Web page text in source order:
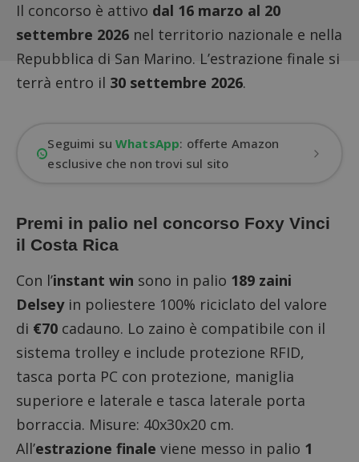
Il concorso è attivo dal 16 marzo al 20
settembre 2026 nel territorio nazionale e nella
Repubblica di San Marino. L’estrazione finale si
terrà entro il 30 settembre 2026.
Seguimi suWhatsApp: offerte Amazon
esclusive che non trovi sul sito
Premi in palio nel concorso Foxy Vinci
il Costa Rica
Con l’instant win sono in palio 189 zaini
Delseyin poliestere 100% riciclato del valore
di €70 cadauno. Lo zaino è compatibile con il
sistema trolley e include protezione RFID,
tasca porta PC con protezione, maniglia
superiore e laterale e tasca laterale porta
borraccia. Misure: 40x30x20 cm.
All’estrazione finale viene messo in palio 1